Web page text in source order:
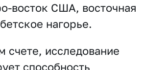
восток США, восточная
нагорье.
счете, исследование
способность